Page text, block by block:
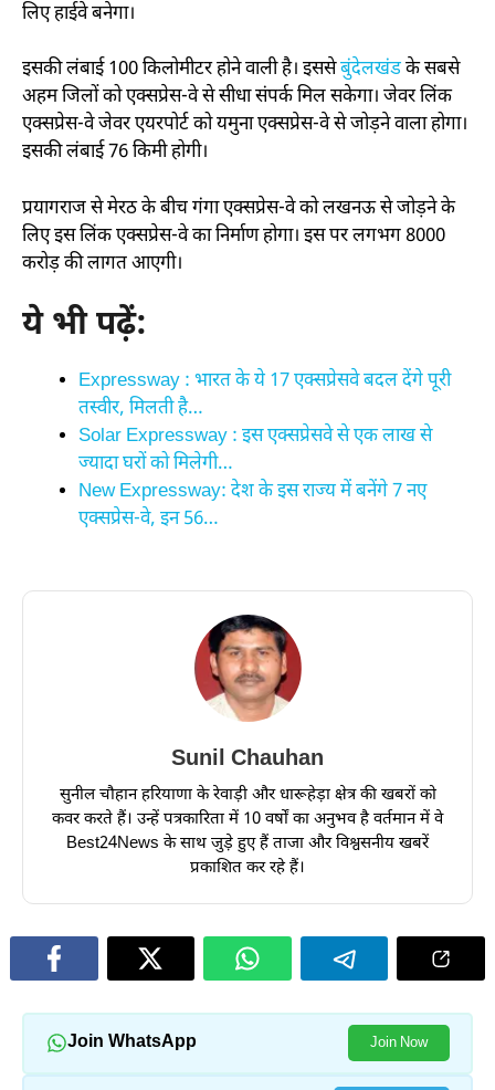
लिए हाईवे बनेगा।
इसकी लंबाई 100 किलोमीटर होने वाली है। इससेबुंदेलखंडके सबसे
अहम जिलों को एक्सप्रेस-वे से सीधा संपर्क मिल सकेगा। जेवर लिंक
एक्सप्रेस-वे जेवर एयरपोर्ट को यमुना एक्सप्रेस-वे से जोड़ने वाला होगा।
इसकी लंबाई 76 किमी होगी।
प्रयागराज से मेरठ के बीच गंगा एक्सप्रेस-वे को लखनऊ से जोड़ने के
लिए इस लिंक एक्सप्रेस-वे का निर्माण होगा। इस पर लगभग 8000
करोड़ की लागत आएगी।
ये भी पढ़ें:
Expressway : भारत के ये 17 एक्सप्रेसवे बदल देंगे पूरी
तस्वीर, मिलती है…
Solar Expressway : इस एक्सप्रेसवे से एक लाख से
ज्यादा घरों को मिलेगी…
New Expressway: देश के इस राज्य में बनेंगे 7 नए
एक्सप्रेस-वे, इन 56…
Sunil Chauhan
सुनील चौहान हरियाणा के रेवाड़ी और धारूहेड़ा क्षेत्र की खबरों को
कवर करते हैं। उन्हें पत्रकारिता में 10 वर्षों का अनुभव है वर्तमान में वे
Best24News के साथ जुड़े हुए हैं ताजा और विश्वसनीय खबरें
प्रकाशित कर रहे हैं।
Join WhatsApp Join Now